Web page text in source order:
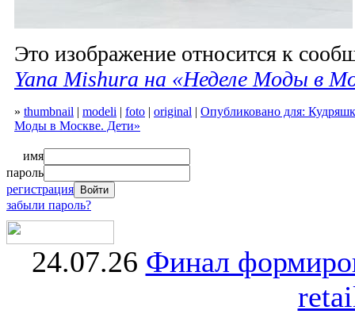
Это изображение относится к
Yana Mishura на «Неделе Моды в
» thumbnail | modeli | foto | original | Опубликовано для:
Моды в Москве. Дети»
имя
пароль
регистрация
забыли пароль?
24.07.26 Финал